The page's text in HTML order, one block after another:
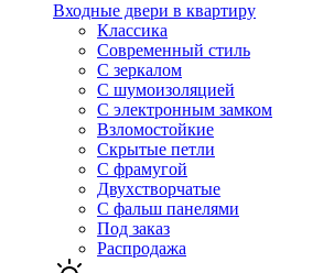
Входные двери в квартиру
Классика
Современный стиль
С зеркалом
С шумоизоляцией
С электронным замком
Взломостойкие
Скрытые петли
С фрамугой
Двухстворчатые
С фальш панелями
Под заказ
Распродажа